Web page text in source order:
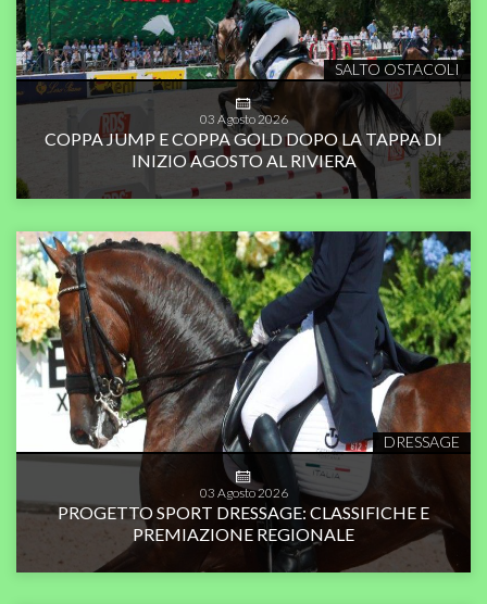
SALTO OSTACOLI
03 Agosto2026
COPPA JUMP E COPPA GOLD DOPO LA TAPPA DI
INIZIO AGOSTO AL RIVIERA
DRESSAGE
03 Agosto2026
PROGETTO SPORT DRESSAGE: CLASSIFICHE E
PREMIAZIONE REGIONALE